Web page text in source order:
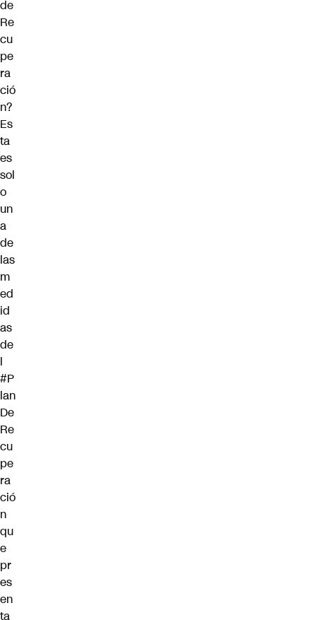
de
Re
cu
pe
ra
ció
n?
Es
ta
es
sol
o
un
a
de
las
m
ed
id
as
de
l
#P
lan
De
Re
cu
pe
ra
ció
n
qu
e
pr
es
en
ta